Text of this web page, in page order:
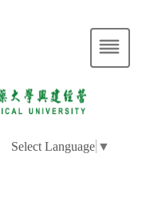
Select Language ▼